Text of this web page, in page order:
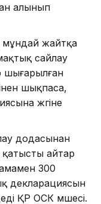
алынып
мұндай жайтқа
сайлау
шығарылған
шықпаса,
жүгіне
додасынан
айтар
300
декларациясын
ҚР ОСК мүшесі.